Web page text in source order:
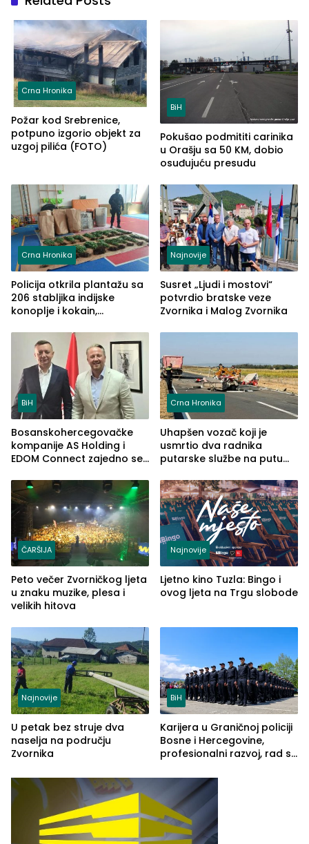
Crna Hronika
Požar kod Srebrenice,
potpuno izgorio objekt za
uzgoj pilića (FOTO)
BiH
Pokušao podmititi carinika
u Orašju sa 50 KM, dobio
osuđujuću presudu
Crna Hronika
Policija otkrila plantažu sa
206 stabljika indijske
konoplje i kokain,
(FOTO)
Najnovije
Susret „Ljudi i mostovi“
potvrdio bratske veze
Zvornika i Malog Zvornika
BiH
Bosanskohercegovačke
kompanije AS Holding i
EDOM Connect zajedno se
Crna Hronika
Uhapšen vozač koji je
usmrtio dva radnika
putarske službe na putu
(FOTO)
ČARŠIJA
Peto večer Zvorničkog ljeta
u znaku muzike, plesa i
velikih hitova
Najnovije
Ljetno kino Tuzla: Bingo i
ovog ljeta na Trgu slobode
Najnovije
U petak bez struje dva
naselja na području
Zvornika
BiH
Karijera u Graničnoj policiji
Bosne i Hercegovine,
profesionalni razvoj, rad sa
služba građanima